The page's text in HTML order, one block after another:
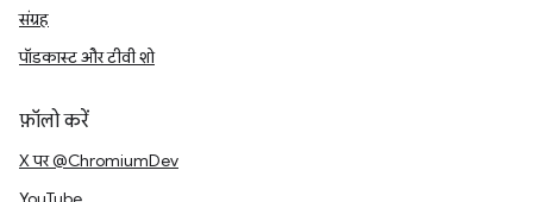
संग्रह
पॉडकास्ट और टीवी शो
फ़ॉलो करें
X पर @ChromiumDev